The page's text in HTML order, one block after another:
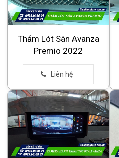
Thảm Lót Sàn Avanza
Premio 2022